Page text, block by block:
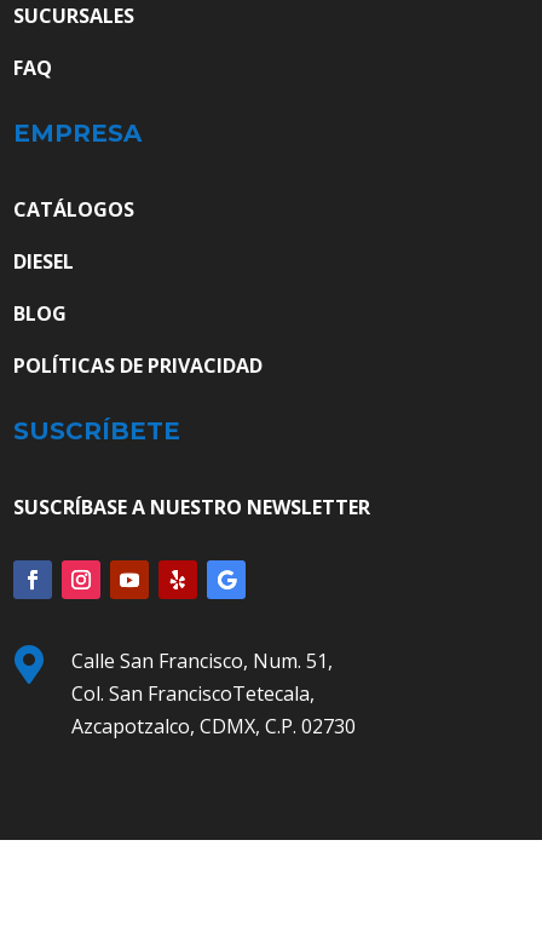
SUCURSALES
FAQ
EMPRESA
CATÁLOGOS
DIESEL
BLOG
POLÍTICAS DE PRIVACIDAD
SUSCRÍBETE
SUSCRÍBASE A NUESTRO NEWSLETTER

Calle San Francisco, Num. 51,
Col. San FranciscoTetecala,
Azcapotzalco, CDMX, C.P. 02730